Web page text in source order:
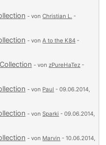
- vonChristian L. -
- vonA to the K84 -
- vonzPureHaTez -
- von Paul - 09.06.2014,
- vonSparki - 09.06.2014,
- von Marvin - 10.06.2014,